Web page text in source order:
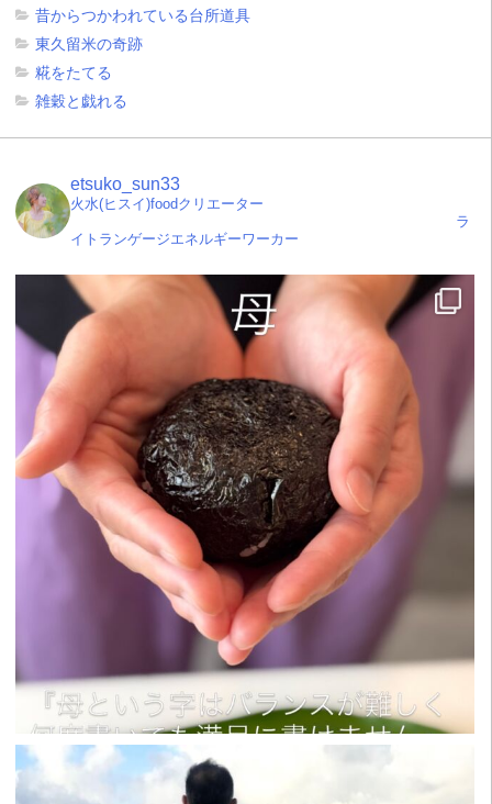
昔からつかわれている台所道具
東久留米の奇跡
糀をたてる
雑穀と戯れる
etsuko_sun33
火水(ヒスイ)foodクリエーター
ラ
イトランゲージエネルギーワーカー